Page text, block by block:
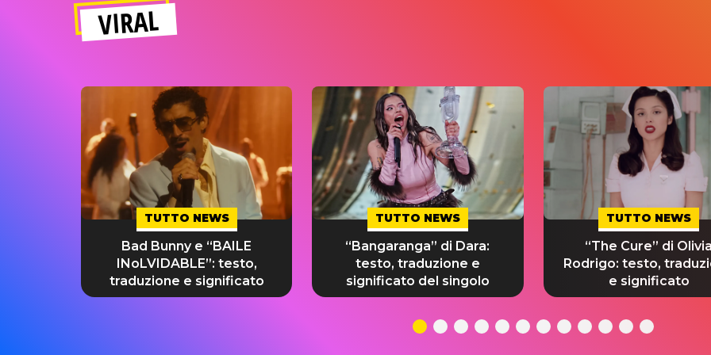
VIRAL
TUTTO NEWS
Bad Bunny e “BAILE
INoLVIDABLE”: testo,
traduzione e significato
TUTTO NEWS
“Bangaranga” di Dara:
testo, traduzione e
significato del singolo
TUTTO NEWS
“The Cure” di Olivia
Rodrigo: testo,
e significato